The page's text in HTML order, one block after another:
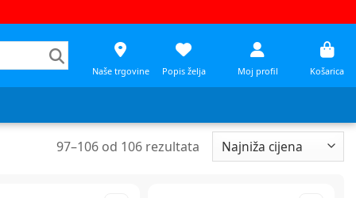
Naše trgovine Popis želja Moj profil Košarica
97–106od 106rezultata